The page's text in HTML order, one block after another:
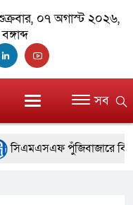
০৭ অগাস্ট ২০২৬,
সব
সিএমএসএফ পুঁজিবাজারে